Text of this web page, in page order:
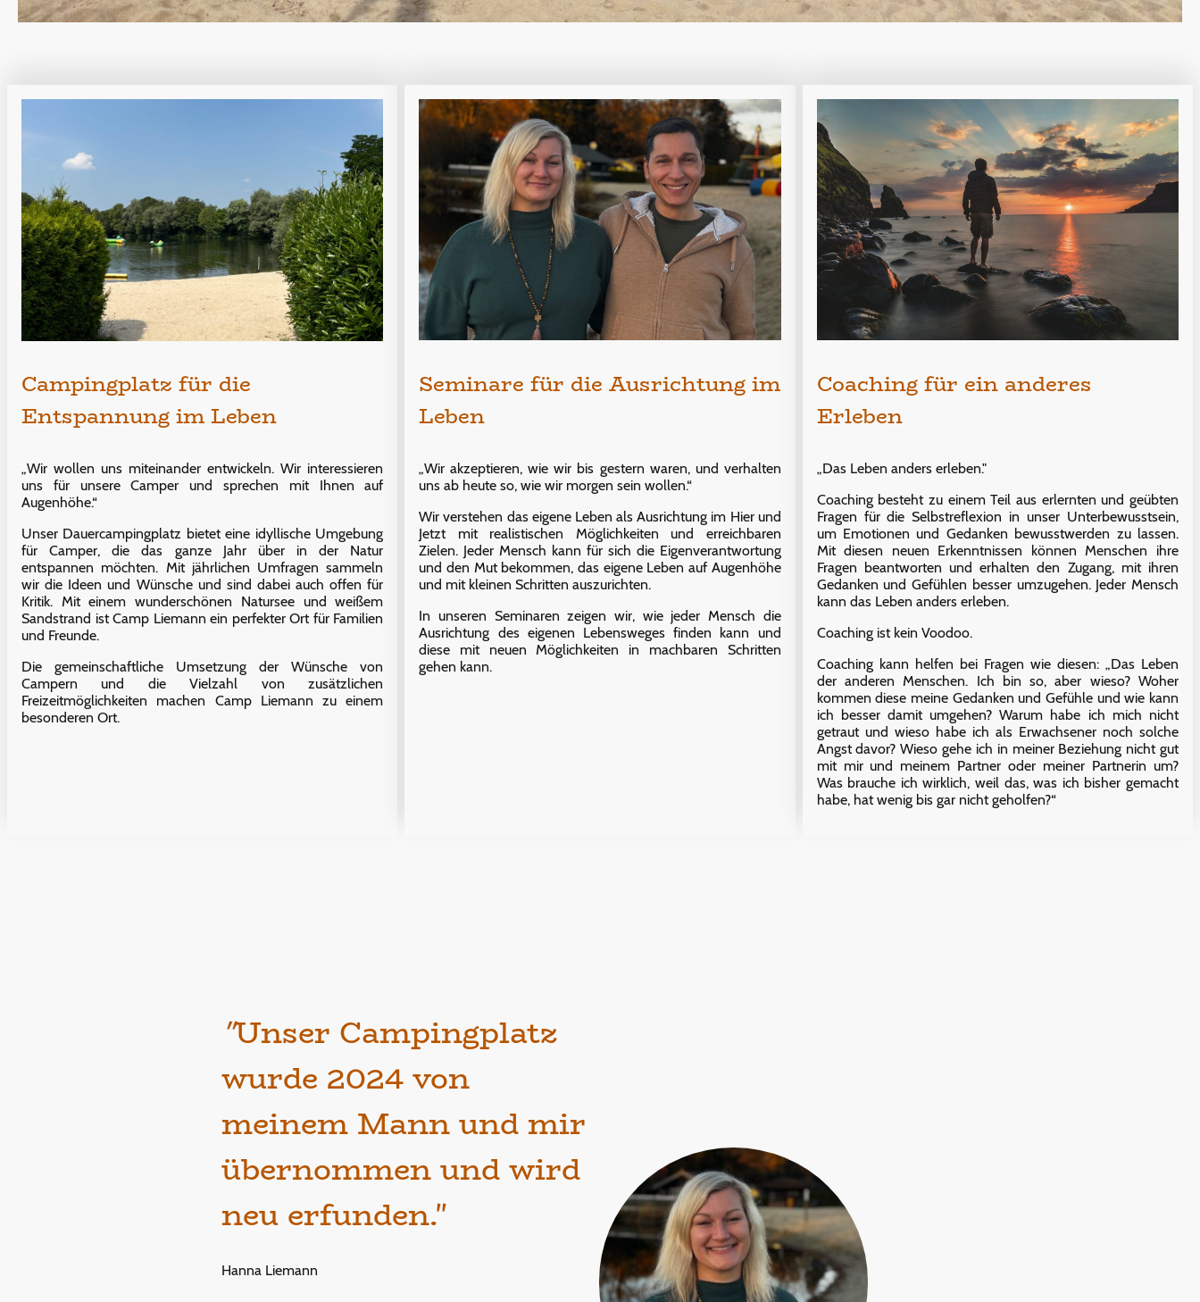
Campingplatz für die
Entspannung im Leben
„Wir wollen uns miteinander entwickeln. Wir interessieren
uns für unsere Camper und sprechen mit Ihnen auf
Augenhöhe.“
Unser Dauercampingplatz bietet eine idyllische Umgebung
für Camper, die das ganze Jahr über in der Natur
entspannen möchten. Mit jährlichen Umfragen sammeln
wir die Ideen und Wünsche und sind dabei auch offen für
Kritik. Mit einem wunderschönen Natursee und weißem
Sandstrand ist Camp Liemann ein perfekter Ort für Familien
und Freunde.
Die gemeinschaftliche Umsetzung der Wünsche von
Campern und die Vielzahl von zusätzlichen
Freizeitmöglichkeiten machen Camp Liemann zu einem
besonderen Ort.
Seminare für die Ausrichtung im
Leben
„Wir akzeptieren, wie wir bis gestern waren, und verhalten
uns ab heute so, wie wir morgen sein wollen.“
Wir verstehen das eigene Leben als Ausrichtung im Hier und
Jetzt mit realistischen Möglichkeiten und erreichbaren
Zielen. Jeder Mensch kann für sich die Eigenverantwortung
und den Mut bekommen, das eigene Leben auf Augenhöhe
und mit kleinen Schritten auszurichten.
In unseren Seminaren zeigen wir, wie jeder Mensch die
Ausrichtung des eigenen Lebensweges finden kann und
diese mit neuen Möglichkeiten in machbaren Schritten
gehen kann.
Coaching für ein anderes
Erleben
„Das Leben anders erleben."
Coaching besteht zu einem Teil aus erlernten und geübten
Fragen für die Selbstreflexion in unser Unterbewusstsein,
um Emotionen und Gedanken bewusstwerden zu lassen.
Mit diesen neuen Erkenntnissen können Menschen ihre
Fragen beantworten und erhalten den Zugang, mit ihren
Gedanken und Gefühlen besser umzugehen. Jeder Mensch
kann das Leben anders erleben.
Coaching ist kein Voodoo.
Coaching kann helfen bei Fragen wie diesen: „Das Leben
der anderen Menschen. Ich bin so, aber wieso? Woher
kommen diese meine Gedanken und Gefühle und wie kann
ich besser damit umgehen? Warum habe ich mich nicht
getraut und wieso habe ich als Erwachsener noch solche
Angst davor? Wieso gehe ich in meiner Beziehung nicht gut
mit mir und meinem Partner oder meiner Partnerin um?
Was brauche ich wirklich, weil das, was ich bisher gemacht
habe, hat wenig bis gar nicht geholfen?“
"Unser Campingplatz
wurde 2024 von
meinem Mann und mir
übernommen und wird
neu erfunden."
Hanna Liemann